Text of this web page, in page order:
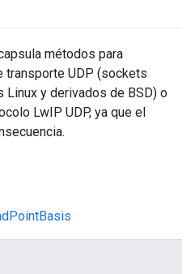
métodos para
transporte UDP (sockets
Linux y derivados de BSD) o
LwIP UDP, ya que el